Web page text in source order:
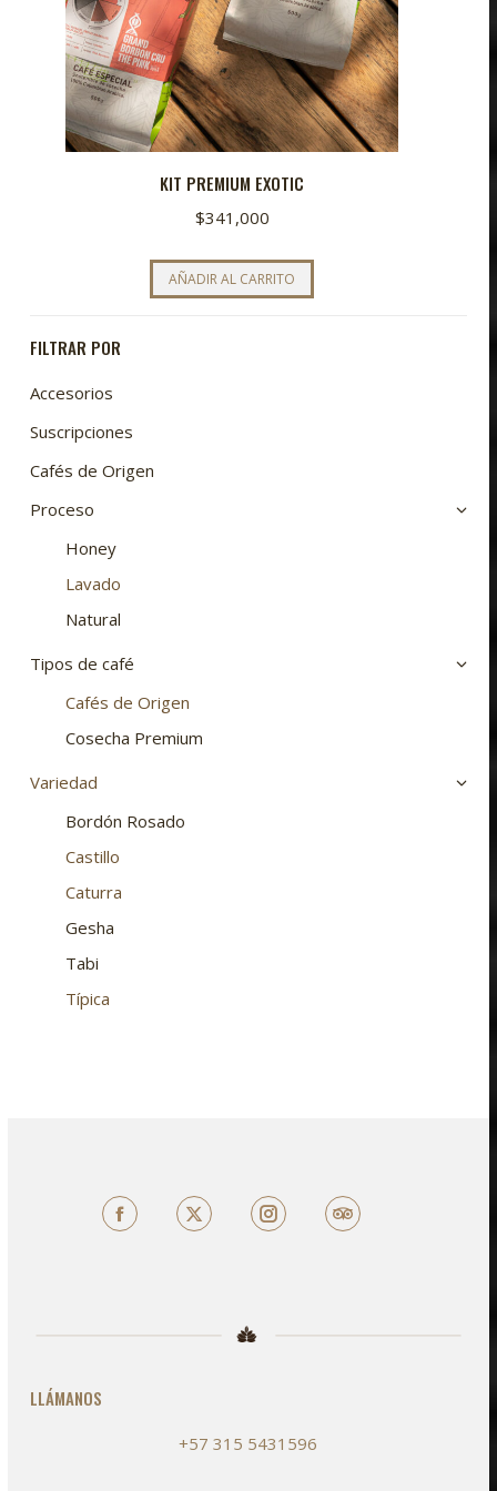
KIT PREMIUM EXOTIC
$341,000
AÑADIR AL CARRITO
FILTRAR POR
Accesorios
Suscripciones
Cafés de Origen
Proceso
Honey
Lavado
Natural
Tipos de café
Cafés de Origen
Cosecha Premium
Variedad
Bordón Rosado
Castillo
Caturra
Gesha
Tabi
Típica
FacebookX TripAdvisor
LLÁMANOS
+57 315 5431596